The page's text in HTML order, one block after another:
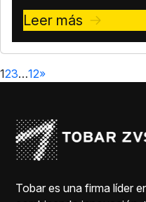
Leer más
123…12»
Tobar es una firma líder